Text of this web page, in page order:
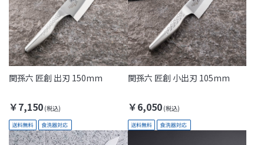
関孫六 匠創 出刃 150mm
￥7,150
関孫六 匠創 小出刃 105mm
￥6,050